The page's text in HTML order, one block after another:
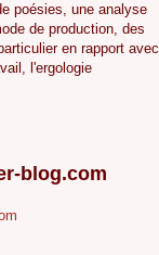
poésies, une analyse
de production, des
en rapport avec
l'ergologie
blog.com